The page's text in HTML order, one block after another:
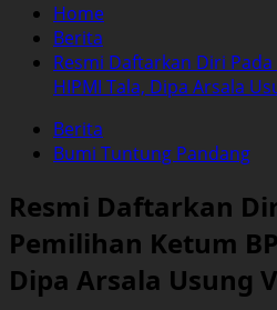
Home
Berita
Resmi Daftarkan Diri
HIPMI Tala, Dipa Arsala
Berita
Bumi Tuntung Pandang
Resmi Daftarkan
Pemilihan Ketum
Dipa Arsala Usung